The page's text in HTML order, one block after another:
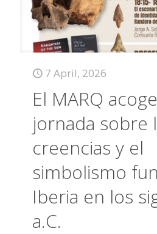
7 April, 2026
El MARQ
jornada sobre
creencias y el
simbolismo
Iberia en los
a.C.